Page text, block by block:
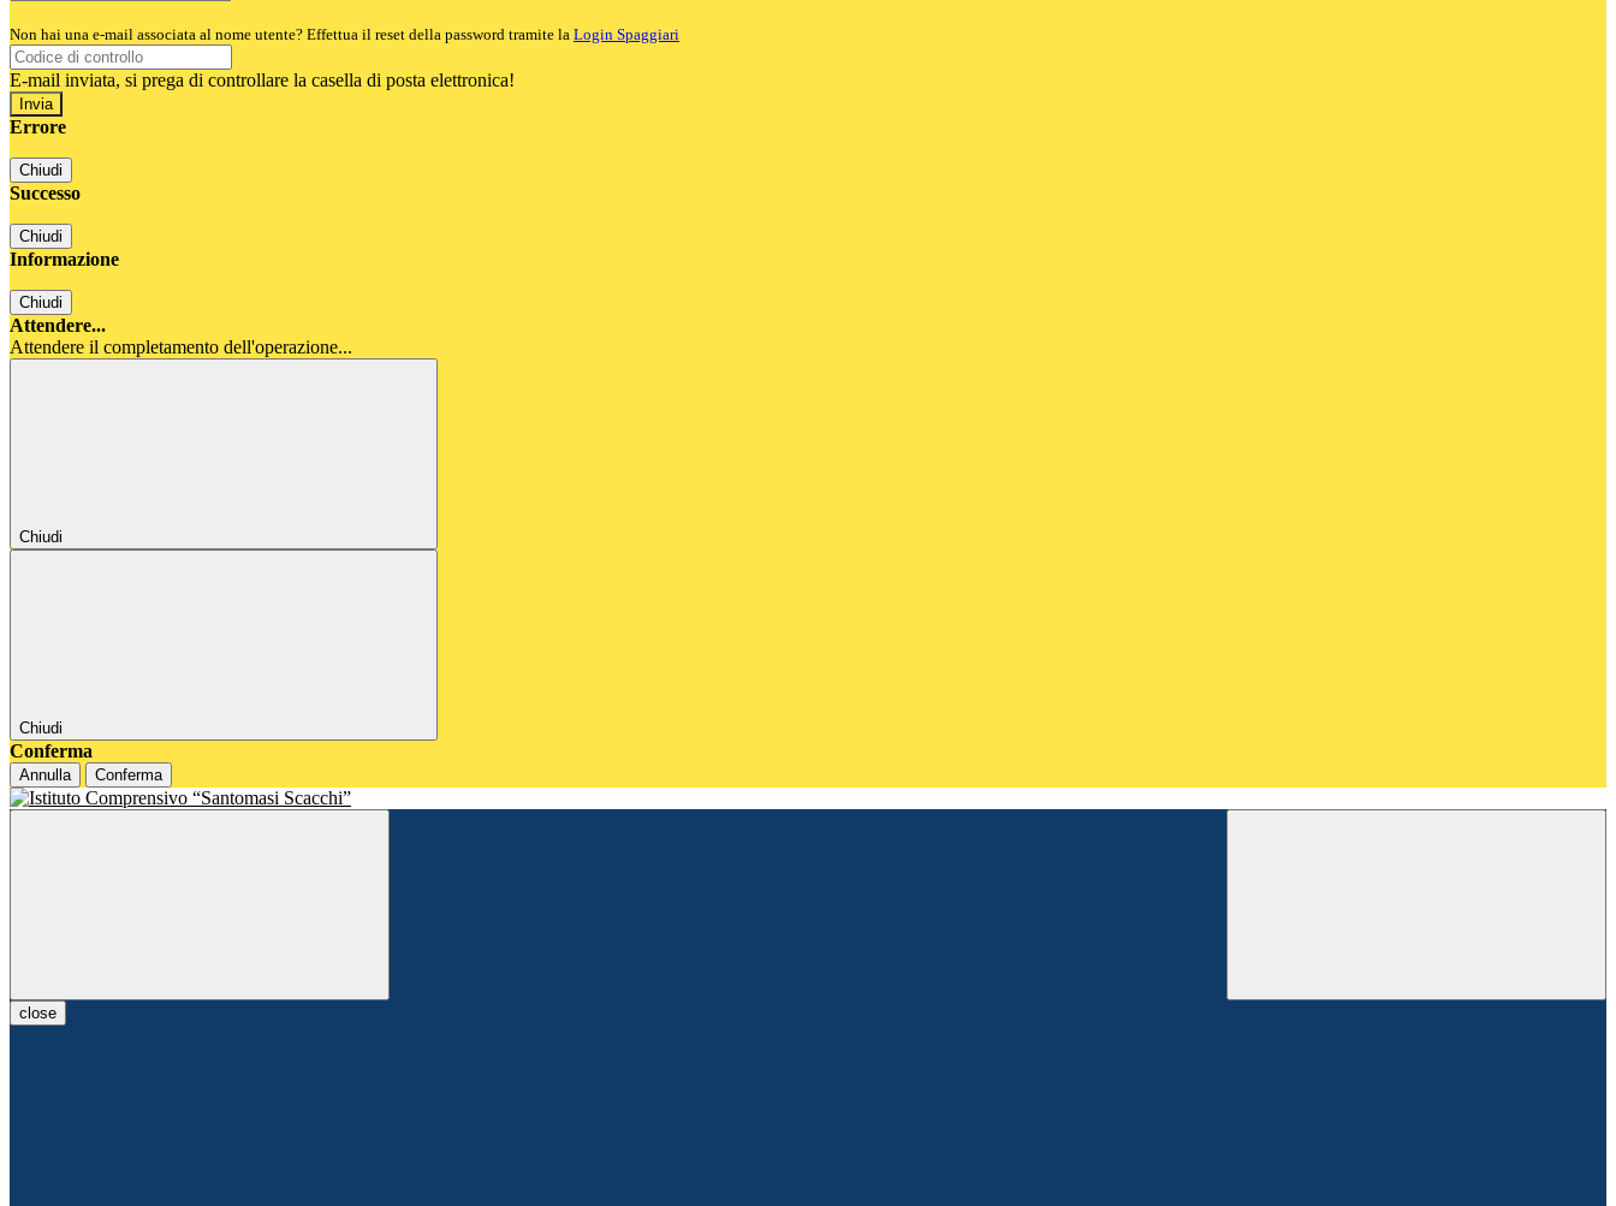
Non hai una e-mail associata al nome utente? Effettua il reset della password tramite la Login Spaggiari
E-mail inviata, si prega di controllare la casella di posta elettronica!
Errore
Chiudi
Successo
Chiudi
Informazione
Chiudi
Attendere...
Attendere il completamento dell'operazione...
Chiudi
Chiudi
Conferma
Annulla Conferma
close